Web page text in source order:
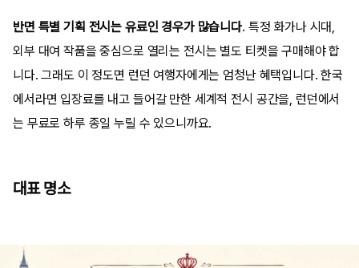
반면 특별 기획 전시는 유료인 경우가 많습니다. 특정 화가나 시대,
외부 대여 작품을 중심으로 열리는 전시는 별도 티켓을 구매해야 합
니다. 그래도 이 정도면 런던 여행자에게는 엄청난 혜택입니다. 한국
에서라면 입장료를 내고 들어갈 만한 세계적 전시 공간을, 런던에서
는 무료로 하루 종일 누릴 수 있으니까요.
대표 명소